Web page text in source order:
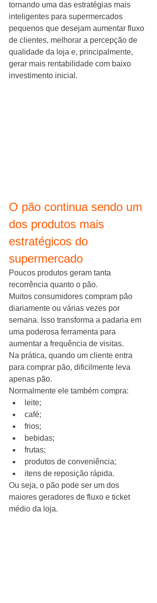
tornando uma das estratégias mais
inteligentes para supermercados
pequenos que desejam aumentar fluxo
de clientes, melhorar a percepção de
qualidade da loja e, principalmente,
gerar mais rentabilidade com baixo
investimento inicial.
O pão continua sendo um
dos produtos mais
estratégicos do
supermercado
Poucos produtos geram tanta
recorrência quanto o pão.
Muitos consumidores compram pão
diariamente ou várias vezes por
semana. Isso transforma a padaria em
uma poderosa ferramenta para
aumentar a frequência de visitas.
Na prática, quando um cliente entra
para comprar pão, dificilmente leva
apenas pão.
Normalmente ele também compra:
leite;
café;
frios;
bebidas;
frutas;
produtos de conveniência;
itens de reposição rápida.
Ou seja, o pão pode ser um dos
maiores geradores de fluxo e ticket
médio da loja.